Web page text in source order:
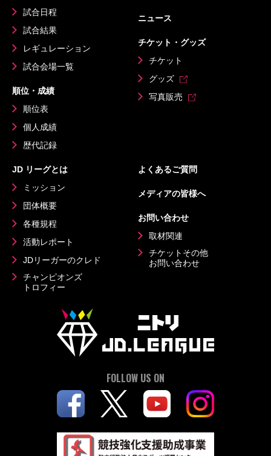
試合日程
試合結果
レギュレーション
試合会場一覧
順位・成績
順位表
個人成績
歴代記録
ニュース
チケット・グッズ
チケット
グッズ
写真販売
JD リーグとは
ミッション
団体概要
各種規程
活動レポート
JDリーガーのクレド
チャンピオンズ
トロフィー
よくあるご質問
メディアの皆様へ
お問い合わせ
取材関連
チケットその他
お問い合わせ
FOLLOW US ON